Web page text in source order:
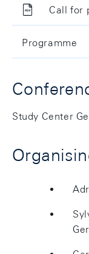
Call for
Programme
Study Center